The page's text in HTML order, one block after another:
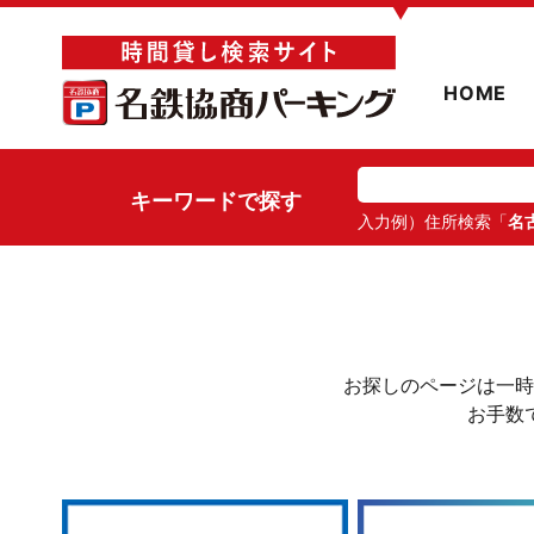
▼
HOME
キーワードで探す
入力例）住所検索「名
お探しのページは一
お手数